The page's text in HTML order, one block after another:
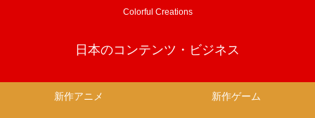
Colorful Creations
日本のコンテンツ・ビジネス
新作アニメ 新作ゲーム